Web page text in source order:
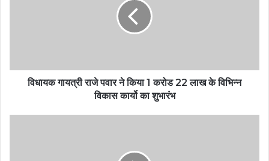
विधायक गायत्री राजे पवार ने किया 1 करोड 22 लाख के विभिन्न
विकास कार्यो का शुभारंभ